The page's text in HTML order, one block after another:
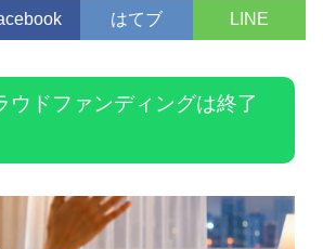
はてブ LINE
ウドファンディングは終了